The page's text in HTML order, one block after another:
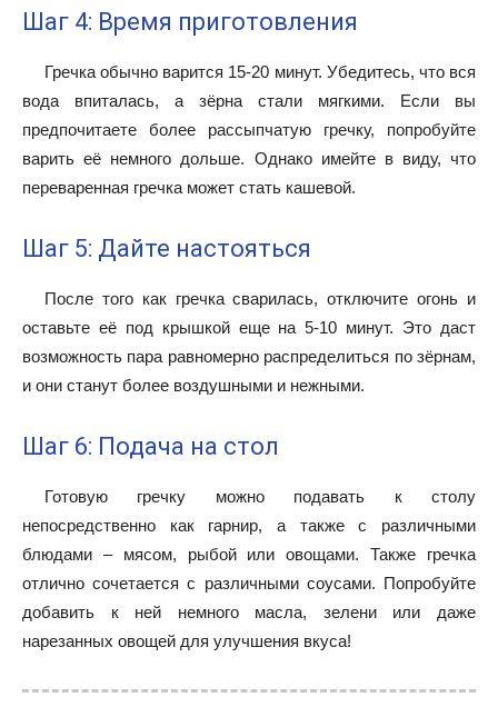
Шаг 4: Время приготовления
Гречка обычно варится 15-20 минут. Убедитесь, что вся
вода впиталась, а зёрна стали мягкими. Если вы
предпочитаете более рассыпчатую гречку, попробуйте
варить её немного дольше. Однако имейте в виду, что
переваренная гречка может стать кашевой.
Шаг 5: Дайте настояться
После того как гречка сварилась, отключите огонь и
оставьте её под крышкой еще на 5-10 минут. Это даст
возможность пара равномерно распределиться по зёрнам,
и они станут более воздушными и нежными.
Шаг 6: Подача на стол
Готовую гречку можно подавать к столу
непосредственно как гарнир, а также с различными
блюдами – мясом, рыбой или овощами. Также гречка
отлично сочетается с различными соусами. Попробуйте
добавить к ней немного масла, зелени или даже
нарезанных овощей для улучшения вкуса!